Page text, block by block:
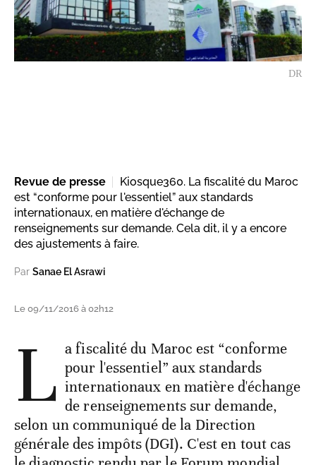
DR
Revue de presse
Kiosque360. La fiscalité du Maroc
est “conforme pour l'essentiel” aux standards
internationaux, en matière d'échange de
renseignements sur demande. Cela dit, il y a encore
des ajustements à faire.
Par Sanae El Asrawi
Le 09/11/2016 à 02h12
L a fiscalité du Maroc est “conforme
pour l'essentiel” aux standards
internationaux en matière d'échange
de renseignements sur demande,
selon un communiqué de la Direction
générale des impôts (DGI). C'est en tout cas